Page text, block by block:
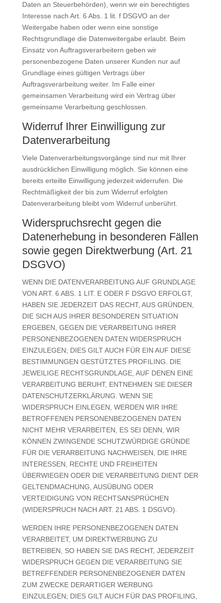
Daten an Steuerbehörden), wenn wir ein berechtigtes
Interesse nach Art. 6 Abs. 1 lit. f DSGVO an der
Weitergabe haben oder wenn eine sonstige
Rechtsgrundlage die Datenweitergabe erlaubt. Beim
Einsatz von Auftragsverarbeitern geben wir
personenbezogene Daten unserer Kunden nur auf
Grundlage eines gültigen Vertrags über
Auftragsverarbeitung weiter. Im Falle einer
gemeinsamen Verarbeitung wird ein Vertrag über
gemeinsame Verarbeitung geschlossen.
Widerruf Ihrer Einwilligung zur
Datenverarbeitung
Viele Datenverarbeitungsvorgänge sind nur mit Ihrer
ausdrücklichen Einwilligung möglich. Sie können eine
bereits erteilte Einwilligung jederzeit widerrufen. Die
Rechtmäßigkeit der bis zum Widerruf erfolgten
Datenverarbeitung bleibt vom Widerruf unberührt.
Widerspruchsrecht gegen die
Datenerhebung in besonderen Fällen
sowie gegen Direktwerbung (Art. 21
DSGVO)
WENN DIE DATENVERARBEITUNG AUF GRUNDLAGE
VON ART. 6 ABS. 1 LIT. E ODER F DSGVO ERFOLGT,
HABEN SIE JEDERZEIT DAS RECHT, AUS GRÜNDEN,
DIE SICH AUS IHRER BESONDEREN SITUATION
ERGEBEN, GEGEN DIE VERARBEITUNG IHRER
PERSONENBEZOGENEN DATEN WIDERSPRUCH
EINZULEGEN; DIES GILT AUCH FÜR EIN AUF DIESE
BESTIMMUNGEN GESTÜTZTES PROFILING. DIE
JEWEILIGE RECHTSGRUNDLAGE, AUF DENEN EINE
VERARBEITUNG BERUHT, ENTNEHMEN SIE DIESER
DATENSCHUTZERKLÄRUNG. WENN SIE
WIDERSPRUCH EINLEGEN, WERDEN WIR IHRE
BETROFFENEN PERSONENBEZOGENEN DATEN
NICHT MEHR VERARBEITEN, ES SEI DENN, WIR
KÖNNEN ZWINGENDE SCHUTZWÜRDIGE GRÜNDE
FÜR DIE VERARBEITUNG NACHWEISEN, DIE IHRE
INTERESSEN, RECHTE UND FREIHEITEN
ÜBERWIEGEN ODER DIE VERARBEITUNG DIENT DER
GELTENDMACHUNG, AUSÜBUNG ODER
VERTEIDIGUNG VON RECHTSANSPRÜCHEN
(WIDERSPRUCH NACH ART. 21 ABS. 1 DSGVO).
WERDEN IHRE PERSONENBEZOGENEN DATEN
VERARBEITET, UM DIREKTWERBUNG ZU
BETREIBEN, SO HABEN SIE DAS RECHT, JEDERZEIT
WIDERSPRUCH GEGEN DIE VERARBEITUNG SIE
BETREFFENDER PERSONENBEZOGENER DATEN
ZUM ZWECKE DERARTIGER WERBUNG
EINZULEGEN; DIES GILT AUCH FÜR DAS PROFILING,